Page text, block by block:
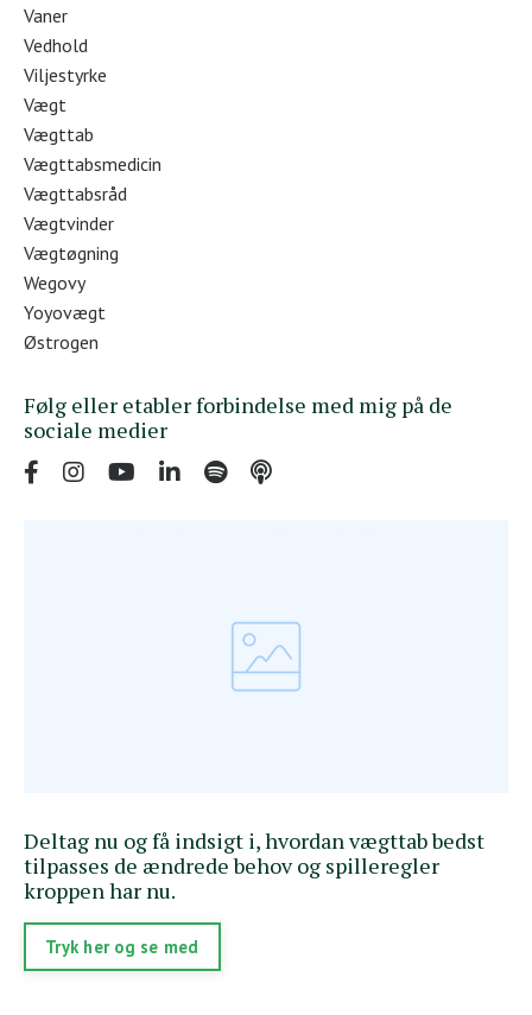
Vaner
Vedhold
Viljestyrke
Vægt
Vægttab
Vægttabsmedicin
Vægttabsråd
Vægtvinder
Vægtøgning
Wegovy
Yoyovægt
Østrogen
Følg eller etabler forbindelse med mig på de
sociale medier
Deltag nu og få indsigt i, hvordan vægttab bedst
tilpasses de ændrede behov og spilleregler
kroppen har nu.
Tryk her og se med